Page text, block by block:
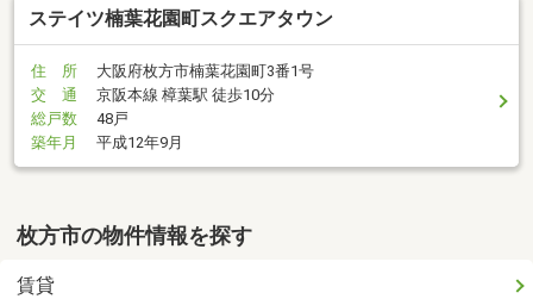
ステイツ楠葉花園町スクエアタウン
住 所
大阪府枚方市楠葉花園町3番1号
交 通
京阪本線 樟葉駅 徒歩10分
総戸数
48戸
築年月
平成12年9月
枚方市の物件情報を探す
賃貸